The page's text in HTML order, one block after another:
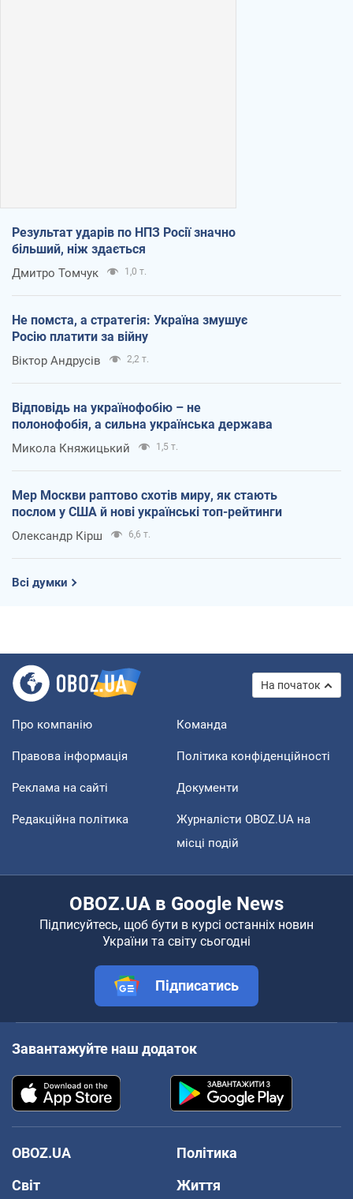
Результат ударів по НПЗ Росії значно
більший, ніж здається
Дмитро Томчук 1,0 т.
Не помста, а стратегія: Україна змушує
Росію платити за війну
Віктор Андрусів 2,2 т.
Відповідь на українофобію – не
полонофобія, а сильна українська держава
Микола Княжицький 1,5 т.
Мер Москви раптово схотів миру, як стають
послом у США й нові українські топ-рейтинги
Олександр Кірш 6,6 т.
Всі думки
На початок
Про компанію Команда
Правова інформація Політика конфіденційності
Реклама на сайті Документи
Редакційна політика
Журналісти OBOZ.UA на
місці подій
OBOZ.UA в Google News
Підписуйтесь, щоб бути в курсі останніх новин
України та світу сьогодні
Підписатись
Завантажуйте наш додаток
OBOZ.UA
Політика
Світ
Життя